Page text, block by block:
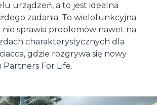
urządzeń, a to jest idealna
zadania. To wielofunkcyjna
nie sprawia problemów nawet na
charakterystycznych dla
gdzie rozgrywa się nowy
For Life.